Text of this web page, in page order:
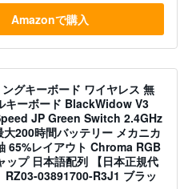
Amazonで購入
グキーボード ワイヤレス 無
キーボード BlackWidow V3
JP Green Switch 2.4GHz
200時間バッテリー メカニカ
65%レイアウト Chroma RGB
ップ 日本語配列 【日本正規代
RZ03-03891700-R3J1 ブラッ